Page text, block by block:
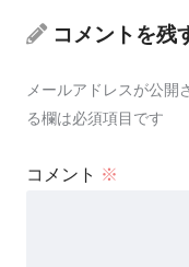
コメントを残
メールアドレスが公開
る欄は必須項目です
コメント ※